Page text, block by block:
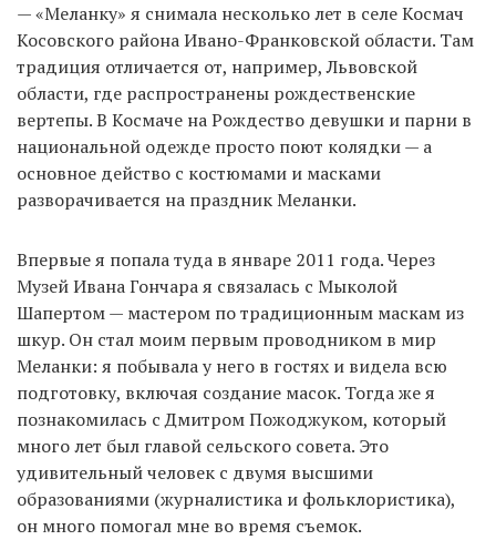
— «Меланку» я снимала несколько лет в селе Космач
Косовского района Ивано-Франковской области. Там
традиция отличается от, например, Львовской
области, где распространены рождественские
вертепы. В Космаче на Рождество девушки и парни в
национальной одежде просто поют колядки — а
основное действо с костюмами и масками
разворачивается на праздник Меланки.
Впервые я попала туда в январе 2011 года. Через
Музей Ивана Гончара я связалась с Мыколой
Шапертом — мастером по традиционным маскам из
шкур. Он стал моим первым проводником в мир
Меланки: я побывала у него в гостях и видела всю
подготовку, включая создание масок. Тогда же я
познакомилась с Дмитром Пожоджуком, который
много лет был главой сельского совета. Это
удивительный человек с двумя высшими
образованиями (журналистика и фольклористика),
он много помогал мне во время съемок.